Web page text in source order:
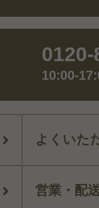
10:00-
よくいた
営業・配